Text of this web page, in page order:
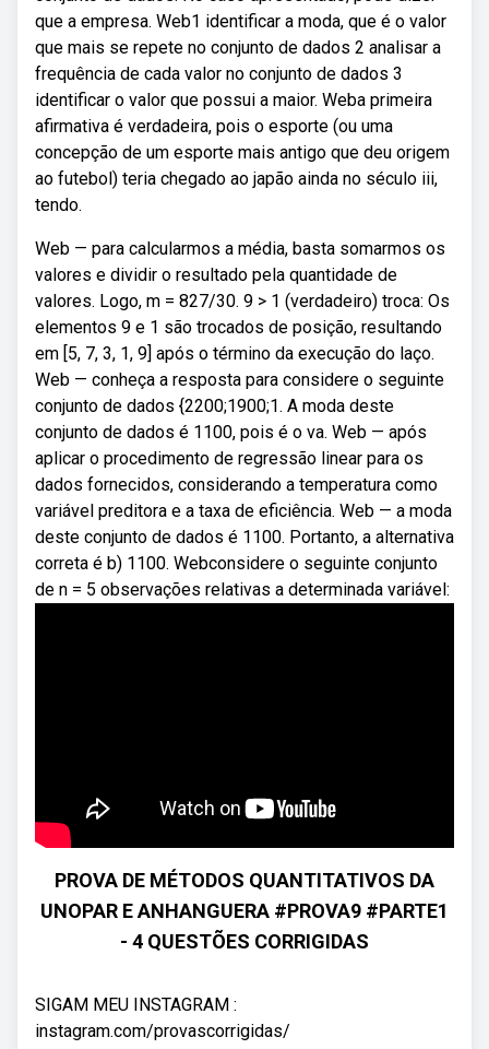
que a empresa. Web1 identificar a moda, que é o valor
que mais se repete no conjunto de dados 2 analisar a
frequência de cada valor no conjunto de dados 3
identificar o valor que possui a maior. Weba primeira
afirmativa é verdadeira, pois o esporte (ou uma
concepção de um esporte mais antigo que deu origem
ao futebol) teria chegado ao japão ainda no século iii,
tendo.
Web — para calcularmos a média, basta somarmos os
valores e dividir o resultado pela quantidade de
valores. Logo, m = 827/30. 9 > 1 (verdadeiro) troca: Os
elementos 9 e 1 são trocados de posição, resultando
em [5, 7, 3, 1, 9] após o término da execução do laço.
Web — conheça a resposta para considere o seguinte
conjunto de dados {2200;1900;1. A moda deste
conjunto de dados é 1100, pois é o va. Web — após
aplicar o procedimento de regressão linear para os
dados fornecidos, considerando a temperatura como
variável preditora e a taxa de eficiência. Web — a moda
deste conjunto de dados é 1100. Portanto, a alternativa
correta é b) 1100. Webconsidere o seguinte conjunto
de n = 5 observações relativas a determinada variável:
PROVA DE MÉTODOS QUANTITATIVOS DA
UNOPAR E ANHANGUERA #PROVA9 #PARTE1
- 4 QUESTÕES CORRIGIDAS
SIGAM MEU INSTAGRAM :
instagram.com/provascorrigidas/